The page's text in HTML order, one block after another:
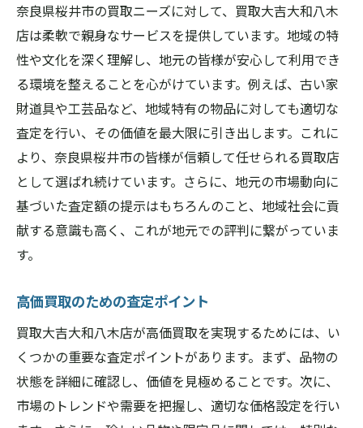
奈良県桜井市の買取ニーズに対して、買取大吉大和八木
店は柔軟で親身なサービスを提供しています。地域の特
性や文化を深く理解し、地元の皆様が安心して利用でき
る環境を整えることを心がけています。例えば、古い家
財道具や工芸品など、地域特有の物品に対しても適切な
査定を行い、その価値を最大限に引き出します。これに
より、奈良県桜井市の皆様が信頼して任せられる買取店
として選ばれ続けています。さらに、地元の市場動向に
基づいた査定額の提示はもちろんのこと、地域社会に貢
献する意識も高く、これが地元での評判に繋がっていま
す。
高価買取のための査定ポイント
買取大吉大和八木店が高価買取を実現するためには、い
くつかの重要な査定ポイントがあります。まず、品物の
状態を詳細に確認し、価値を見極めることです。次に、
市場のトレンドや需要を把握し、適切な価格設定を行い